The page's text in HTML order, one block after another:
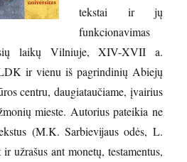
tekstai ir jų
funkcionavimas
laikų Vilniuje, XIV-XVII a.
ir vienu iš pagrindinių Abiejų
centru, daugiataučiame, įvairius
mieste. Autorius pateikia ne
(M.K. Sarbievijaus odės, L.
užrašus ant monetų, testamentus,